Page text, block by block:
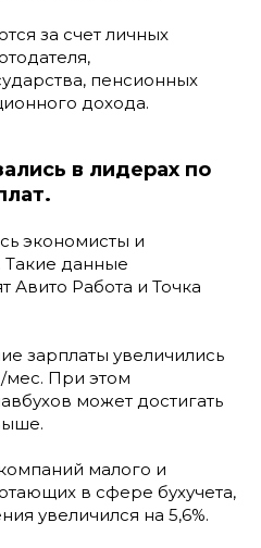
за счет личных
пенсионных
дохода.
в лидерах по
экономисты и
Такие данные
Авито Работа и Точка
зарплаты увеличились
мес. При этом
может достигать
малого и
в сфере бухучета,
увеличился на 5,6%.